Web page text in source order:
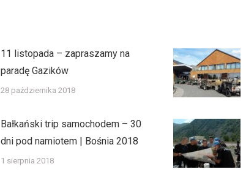
11 listopada – zapraszamy na
paradę Gazików
28 października 2018
Bałkański trip samochodem – 30
dni pod namiotem | Bośnia 2018
1 sierpnia 2018